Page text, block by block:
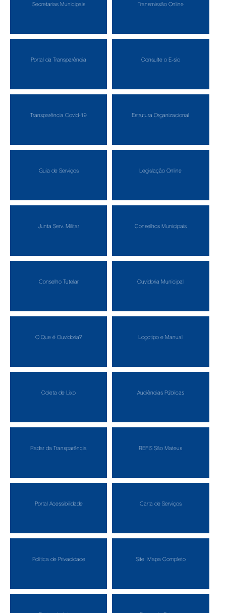
Secretarias Municipais Transmissão Online
Portal da Transparência Consulte o E-sic
Transparência Covid-19 Estrutura Organizacional
Guia de Serviços Legislação Online
Junta Serv. Militar Conselhos Municipais
Conselho Tutelar Ouvidoria Municipal
O Que é Ouvidoria? Logotipo e Manual
Coleta de Lixo Audiências Públicas
Radar da Transparência REFIS São Mateus
Portal Acessibilidade Carta de Serviços
Política de Privacidade Site: Mapa Completo